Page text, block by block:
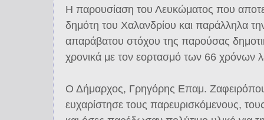
Η παρουσίαση του Λευκώματος που
δημότη του Χαλανδρίου και παράλληλα
απαράβατου στόχου της παρούσας
χρονικά με τον εορτασμό των 66 χρόνων
Ο Δήμαρχος, Γρηγόρης Επαμ.
ευχαρίστησε τους παρευρισκόμενους,